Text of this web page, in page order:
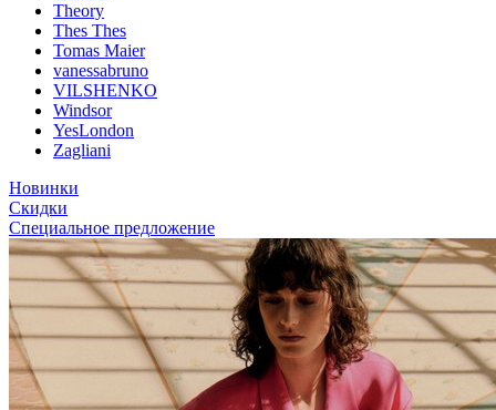
Theory
Thes Thes
Tomas Maier
vanessabruno
VILSHENKO
Windsor
YesLondon
Zagliani
Новинки
Скидки
Специальное предложение